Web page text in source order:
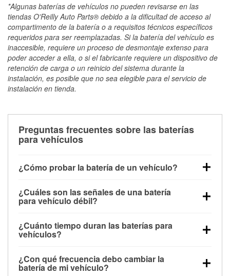
*Algunas baterías de vehículos no pueden revisarse en las
tiendas O'Reilly Auto Parts® debido a la dificultad de acceso al
compartimento de la batería o a requisitos técnicos específicos
requeridos para ser reemplazadas. Si la batería del vehículo es
inaccesible, requiere un proceso de desmontaje extenso para
poder acceder a ella, o si el fabricante requiere un dispositivo de
retención de carga o un reinicio del sistema durante la
instalación, es posible que no sea elegible para el servicio de
instalación en tienda.
Preguntas frecuentes sobre las baterías
para vehículos
¿Cómo probar la batería de un vehículo?
maneras. El método más rápido es utilizar un
multímetro: con el vehículo apagado, conecta los
voltaje: una batería en buen estado y totalmente
cargada debería indicar unos 12.6 voltios. Es
importante saber que las baterías descargadas a
veces pueden mostrar una carga completa, y un
¿Cuáles son las señales de una batería
para vehículo débil?
advertencia. Un arranque lento del motor, faros
tenues, chasquidos al girar la llave o luces de
que la batería tiene una potencia de carga débil.
¿Cuánto tiempo duran las baterías para
vehículos?
entre 3 y 5 años. La duración exacta depende de los
¿Con qué frecuencia debo cambiar la
batería de mi vehículo?